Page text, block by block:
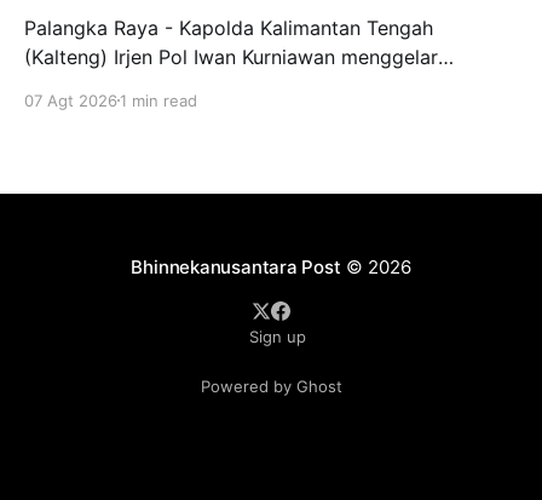
Palangka Raya - Kapolda Kalimantan Tengah
(Kalteng) Irjen Pol Iwan Kurniawan menggelar
tingkat IV bertempat di ruang kerjanya, Jumat
anak-anak di Sekolah Rakyat. Dalam kesempatannya,
07 Agt 2026 1 min read
Bhinnekanusantara Post © 2026
Sign up
Powered by Ghost